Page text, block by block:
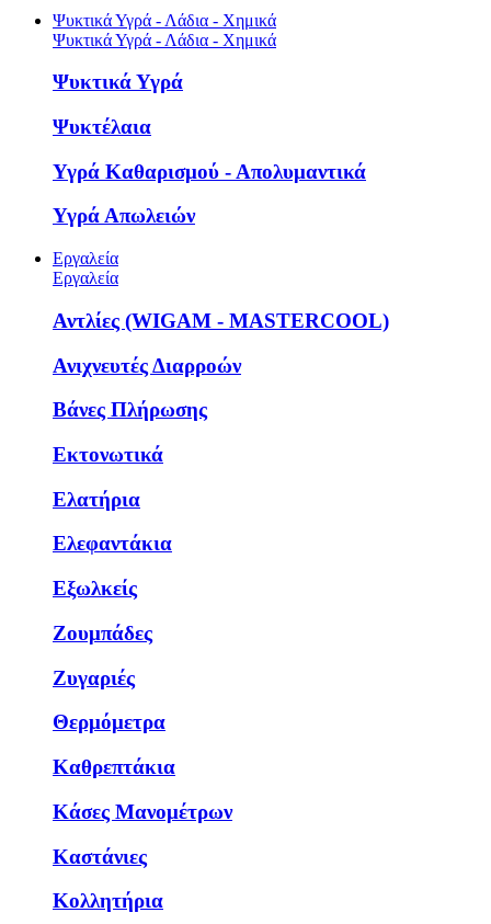
Ψυκτικά Υγρά - Λάδια - Χημικά
Ψυκτικά Υγρά - Λάδια - Χημικά
Ψυκτικά Υγρά
Ψυκτέλαια
Υγρά Καθαρισμού - Απολυμαντικά
Υγρά Απωλειών
Εργαλεία
Εργαλεία
Αντλίες (WIGAM - MASTERCOOL)
Ανιχνευτές Διαρροών
Βάνες Πλήρωσης
Εκτονωτικά
Ελατήρια
Ελεφαντάκια
Εξωλκείς
Ζουμπάδες
Ζυγαριές
Θερμόμετρα
Καθρεπτάκια
Κάσες Μανομέτρων
Καστάνιες
Κολλητήρια